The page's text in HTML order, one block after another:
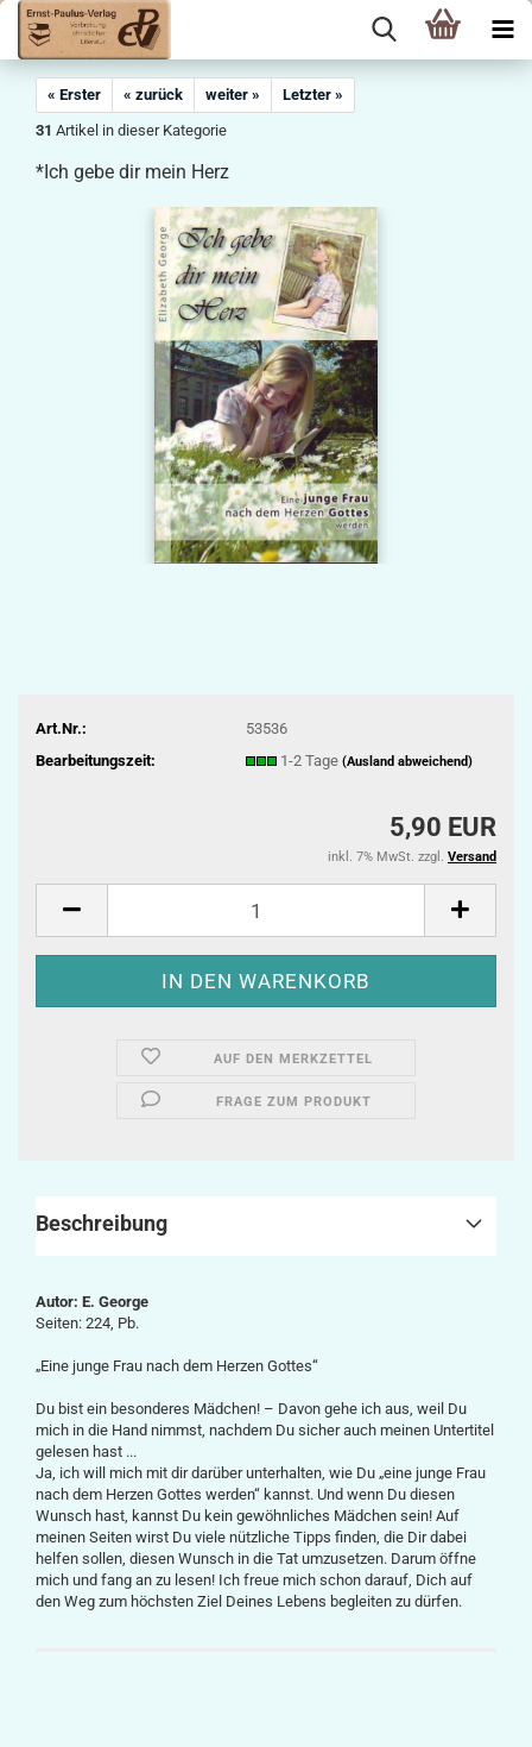
« Erster « zurück weiter »
Letzter »
31 Artikel in dieser Kategorie
*Ich gebe dir mein Herz
Art.Nr.:
53536
Bearbeitungszeit:
1-2 Tage (Ausland abweichend)
5,90 EUR
inkl. 7% MwSt. zzgl. Versand
AUF DEN MERKZETTEL
FRAGE ZUM PRODUKT
Beschreibung
Autor: E. George
Seiten: 224, Pb.
„Eine junge Frau nach dem Herzen Gottes“
Du bist ein besonderes Mädchen! – Davon gehe ich aus, weil Du
mich in die Hand nimmst, nachdem Du sicher auch meinen Untertitel
gelesen hast ...
Ja, ich will mich mit dir darüber unterhalten, wie Du „eine junge Frau
nach dem Herzen Gottes werden“ kannst. Und wenn Du diesen
Wunsch hast, kannst Du kein gewöhnliches Mädchen sein! Auf
meinen Seiten wirst Du viele nützliche Tipps finden, die Dir dabei
helfen sollen, diesen Wunsch in die Tat umzusetzen. Darum öffne
mich und fang an zu lesen! Ich freue mich schon darauf, Dich auf
den Weg zum höchsten Ziel Deines Lebens begleiten zu dürfen.